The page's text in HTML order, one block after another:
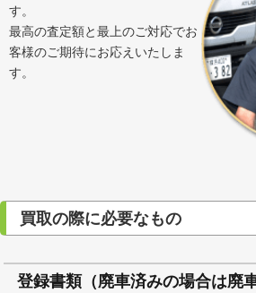
す。
最高の査定額と最上のご対応でお
客様のご期待にお応えいたしま
す。
買取の際に必要なもの
登録書類（廃車済みの場合は廃車